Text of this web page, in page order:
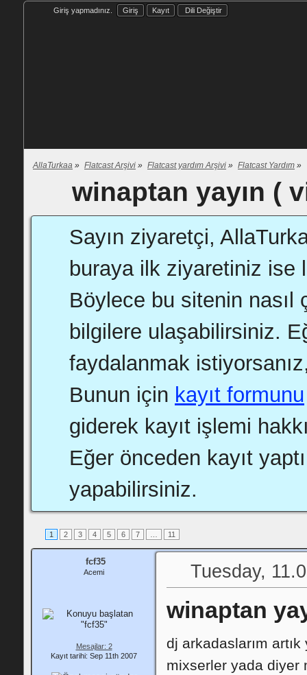
Giriş yapmadınız. Giriş Kayıt Dili Değiştir
AllaTurkaa » Flatcast Arşivi » Flatcast yardım Arşivi » Flatcast Yardım »
winaptan yayın (
Sayın ziyaretçi,
buraya ilk ziyaretiniz ise
Böylece bu sitenin nasıl
bilgilere ulaşabilirsiniz.
faydalanmak
Bunun için kayıt formunu
giderek kayıt işlemi
Eğer önceden kayıt
yapabilirsiniz.
1 2 3 4 5 6 7 … 11
fcf35
Acemi
Mesajlar: 2
Kayıt tarihi: Sep 11th 2007
Tuesday,
winaptan
dj arkadaslarım
mixserler yada diyer